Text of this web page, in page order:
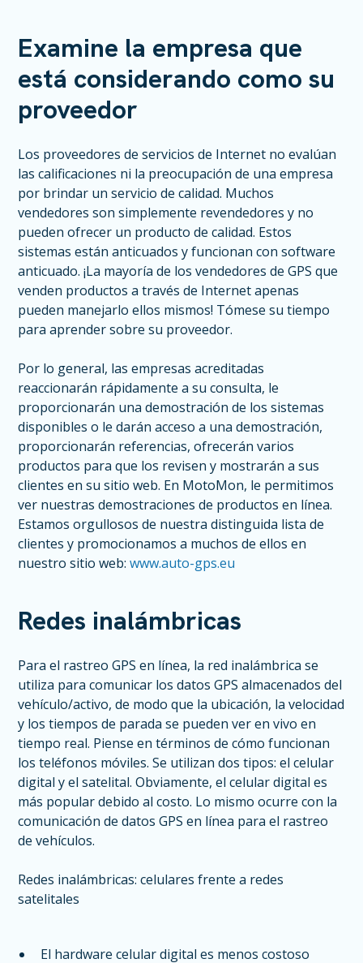
Examine la empresa que
está considerando como su
proveedor
Los proveedores de servicios de Internet no evalúan
las calificaciones ni la preocupación de una empresa
por brindar un servicio de calidad. Muchos
vendedores son simplemente revendedores y no
pueden ofrecer un producto de calidad. Estos
sistemas están anticuados y funcionan con software
anticuado. ¡La mayoría de los vendedores de GPS que
venden productos a través de Internet apenas
pueden manejarlo ellos mismos! Tómese su tiempo
para aprender sobre su proveedor.
Por lo general, las empresas acreditadas
reaccionarán rápidamente a su consulta, le
proporcionarán una demostración de los sistemas
disponibles o le darán acceso a una demostración,
proporcionarán referencias, ofrecerán varios
productos para que los revisen y mostrarán a sus
clientes en su sitio web. En MotoMon, le permitimos
ver nuestras demostraciones de productos en línea.
Estamos orgullosos de nuestra distinguida lista de
clientes y promocionamos a muchos de ellos en
nuestro sitio web:www.auto-gps.eu
Redes inalámbricas
Para el rastreo GPS en línea, la red inalámbrica se
utiliza para comunicar los datos GPS almacenados del
vehículo/activo, de modo que la ubicación, la velocidad
y los tiempos de parada se pueden ver en vivo en
tiempo real. Piense en términos de cómo funcionan
los teléfonos móviles. Se utilizan dos tipos: el celular
digital y el satelital. Obviamente, el celular digital es
más popular debido al costo. Lo mismo ocurre con la
comunicación de datos GPS en línea para el rastreo
de vehículos.
Redes inalámbricas: celulares frente a redes
satelitales
El hardware celular digital es menos costoso